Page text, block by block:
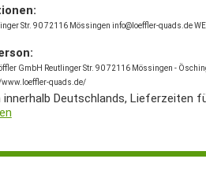
Str. 90 72116 Mössingen info@loeffler-quads.de
GmbH Reutlinger Str. 90 72116 Mössingen -
quads.de/
Deutschlands, Lieferzeiten